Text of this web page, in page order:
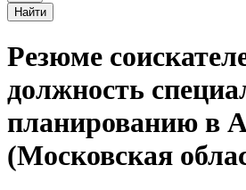
Найти
Резюме
должность
планированию в
(Московская